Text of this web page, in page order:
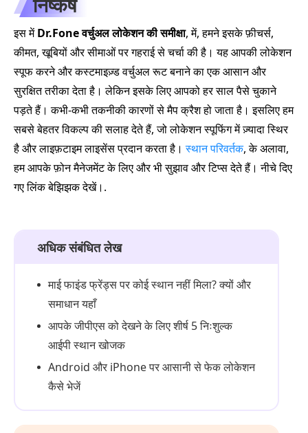
इस मेंDr.Fone वर्चुअल लोकेशन की समीक्षा, में, हमने इसके फ़ीचर्स,
कीमत, खूबियों और सीमाओं पर गहराई से चर्चा की है। यह आपकी लोकेशन
स्पूफ करने और कस्टमाइज़्ड वर्चुअल रूट बनाने का एक आसान और
सुरक्षित तरीका देता है। लेकिन इसके लिए आपको हर साल पैसे चुकाने
पड़ते हैं। कभी‑कभी तकनीकी कारणों से मैप क्रैश हो जाता है। इसलिए हम
सबसे बेहतर विकल्प की सलाह देते हैं, जो लोकेशन स्पूफिंग में ज़्यादा स्थिर
है और लाइफ़टाइम लाइसेंस प्रदान करता है।स्थान परिवर्तक, के अलावा,
हम आपके फ़ोन मैनेजमेंट के लिए और भी सुझाव और टिप्स देते हैं। नीचे दिए
गए लिंक बेझिझक देखें।.
अधिक संबंधित लेख
माई फाइंड फ्रेंड्स पर कोई स्थान नहीं मिला? क्यों और
समाधान यहाँ
आपके जीपीएस को देखने के लिए शीर्ष 5 निःशुल्क
आईपी स्थान खोजक
Android और iPhone पर आसानी से फेक लोकेशन
कैसे भेजें